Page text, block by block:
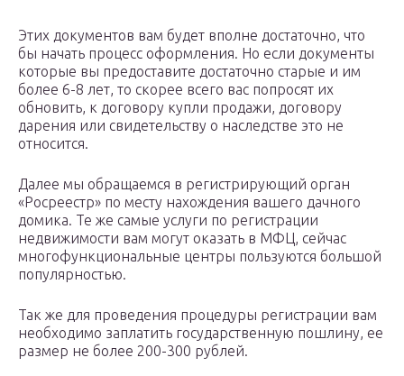
Этих документов вам будет вполне достаточно, что
бы начать процесс оформления. Но если документы
которые вы предоставите достаточно старые и им
более 6-8 лет, то скорее всего вас попросят их
обновить, к договору купли продажи, договору
дарения или свидетельству о наследстве это не
относится.
Далее мы обращаемся в регистрирующий орган
«Росреестр» по месту нахождения вашего дачного
домика. Те же самые услуги по регистрации
недвижимости вам могут оказать в МФЦ, сейчас
многофункциональные центры пользуются большой
популярностью.
Так же для проведения процедуры регистрации вам
необходимо заплатить государственную пошлину, ее
размер не более 200-300 рублей.